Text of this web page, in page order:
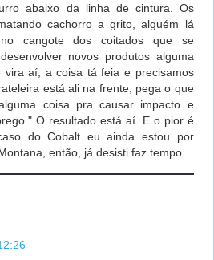
abaixo da linha de cintura. Os
cachorro a grito, alguém lá
cangote dos coitados que se
novos produtos alguma
vira aí, a coisa tá feia e precisamos
está ali na frente, pega o que
coisa pra causar impacto e
O resultado está aí. E o pior é
do Cobalt eu ainda estou por
então, já desisti faz tempo.